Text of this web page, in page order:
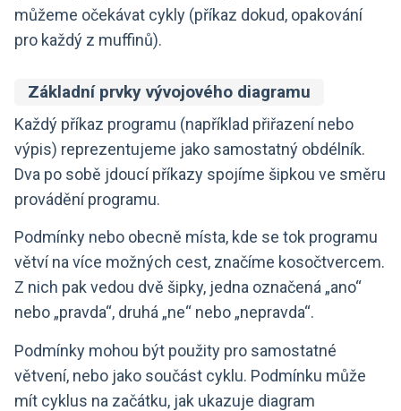
můžeme očekávat cykly (příkaz dokud, opakování
pro každý z muffinů).
Základní prvky vývojového diagramu
Každý příkaz programu (například přiřazení nebo
výpis) reprezentujeme jako samostatný obdélník.
Dva po sobě jdoucí příkazy spojíme šipkou ve směru
provádění programu.
Podmínky nebo obecně místa, kde se tok programu
větví na více možných cest, značíme kosočtvercem.
Z nich pak vedou dvě šipky, jedna označená „ano“
nebo „pravda“, druhá „ne“ nebo „nepravda“.
Podmínky mohou být použity pro samostatné
větvení, nebo jako součást cyklu. Podmínku může
mít cyklus na začátku, jak ukazuje diagram